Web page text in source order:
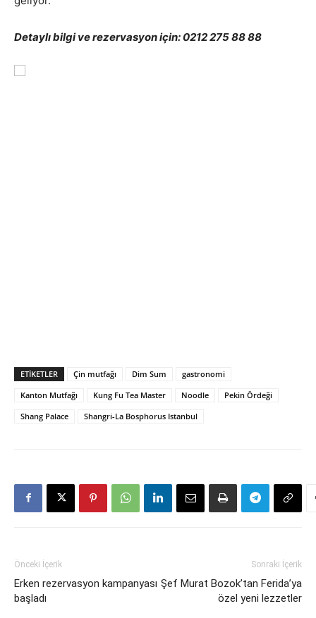
Detaylı bilgi ve rezervasyon için: 0212 275 88 88
ETIKETLER Çin mutfağı Dim Sum
gastronomi
Kanton Mutfağı
Kung Fu Tea Master Noodle
Pekin Ördeği
Shang Palace
Shangri-La Bosphorus Istanbul
Önceki İçerik
Erken rezervasyon kampanyası
başladı
Sonraki İçerik
Şef Murat Bozok’tan Ferida’ya
özel yeni lezzetler